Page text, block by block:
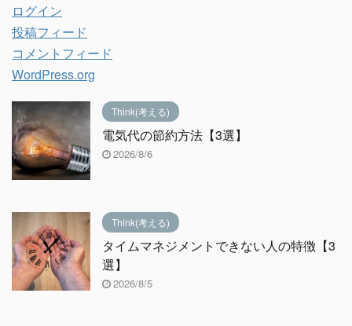
ログイン
投稿フィード
コメントフィード
WordPress.org
Think(考える)
電気代の節約方法【3選】
2026/8/6
Think(考える)
タイムマネジメントできない人の特徴【3
選】
2026/8/5